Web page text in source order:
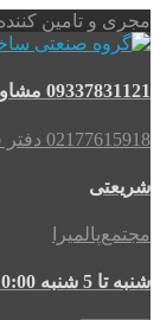
مجری و تامین
09337831121 مشاوره و خرید
02177615918 دفتر فروش
شریعتی
مجتمع‌پالمیرا
شنبه تا 5 شنبه 10:00 تا 20:00